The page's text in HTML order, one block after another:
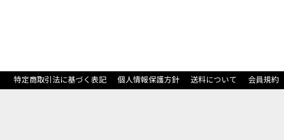
特定商取引法に基づく表記 個人情報保護方針 送料について 会員規約